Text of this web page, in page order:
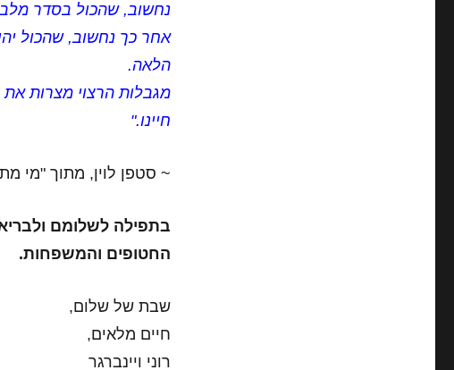
נחשוב, שהכול בסדר
אחר כך נחשוב, שהכול
הלאה.
מגבלות הרצוי מצרות
חיינו."
~ סטפן לוין, מתוך "מי
בתפילה לשלומם
החטופים והמשפחות.
שבת של שלום,
חיים מלאים,
רוני ויינברגר